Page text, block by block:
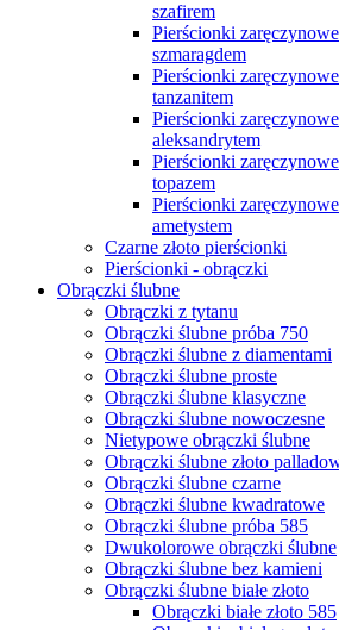
szafirem
Pierścionki zaręczynowe
szmaragdem
Pierścionki zaręczynowe
tanzanitem
Pierścionki zaręczynowe
aleksandrytem
Pierścionki zaręczynowe
topazem
Pierścionki zaręczynowe
ametystem
Czarne złoto pierścionki
Pierścionki - obrączki
Obrączki ślubne
Obrączki z tytanu
Obrączki ślubne próba 750
Obrączki ślubne z diamentami
Obrączki ślubne proste
Obrączki ślubne klasyczne
Obrączki ślubne nowoczesne
Nietypowe obrączki ślubne
Obrączki ślubne złoto
Obrączki ślubne czarne
Obrączki ślubne kwadratowe
Obrączki ślubne próba 585
Dwukolorowe obrączki ślubne
Obrączki ślubne bez kamieni
Obrączki ślubne białe złoto
Obrączki białe złoto 585